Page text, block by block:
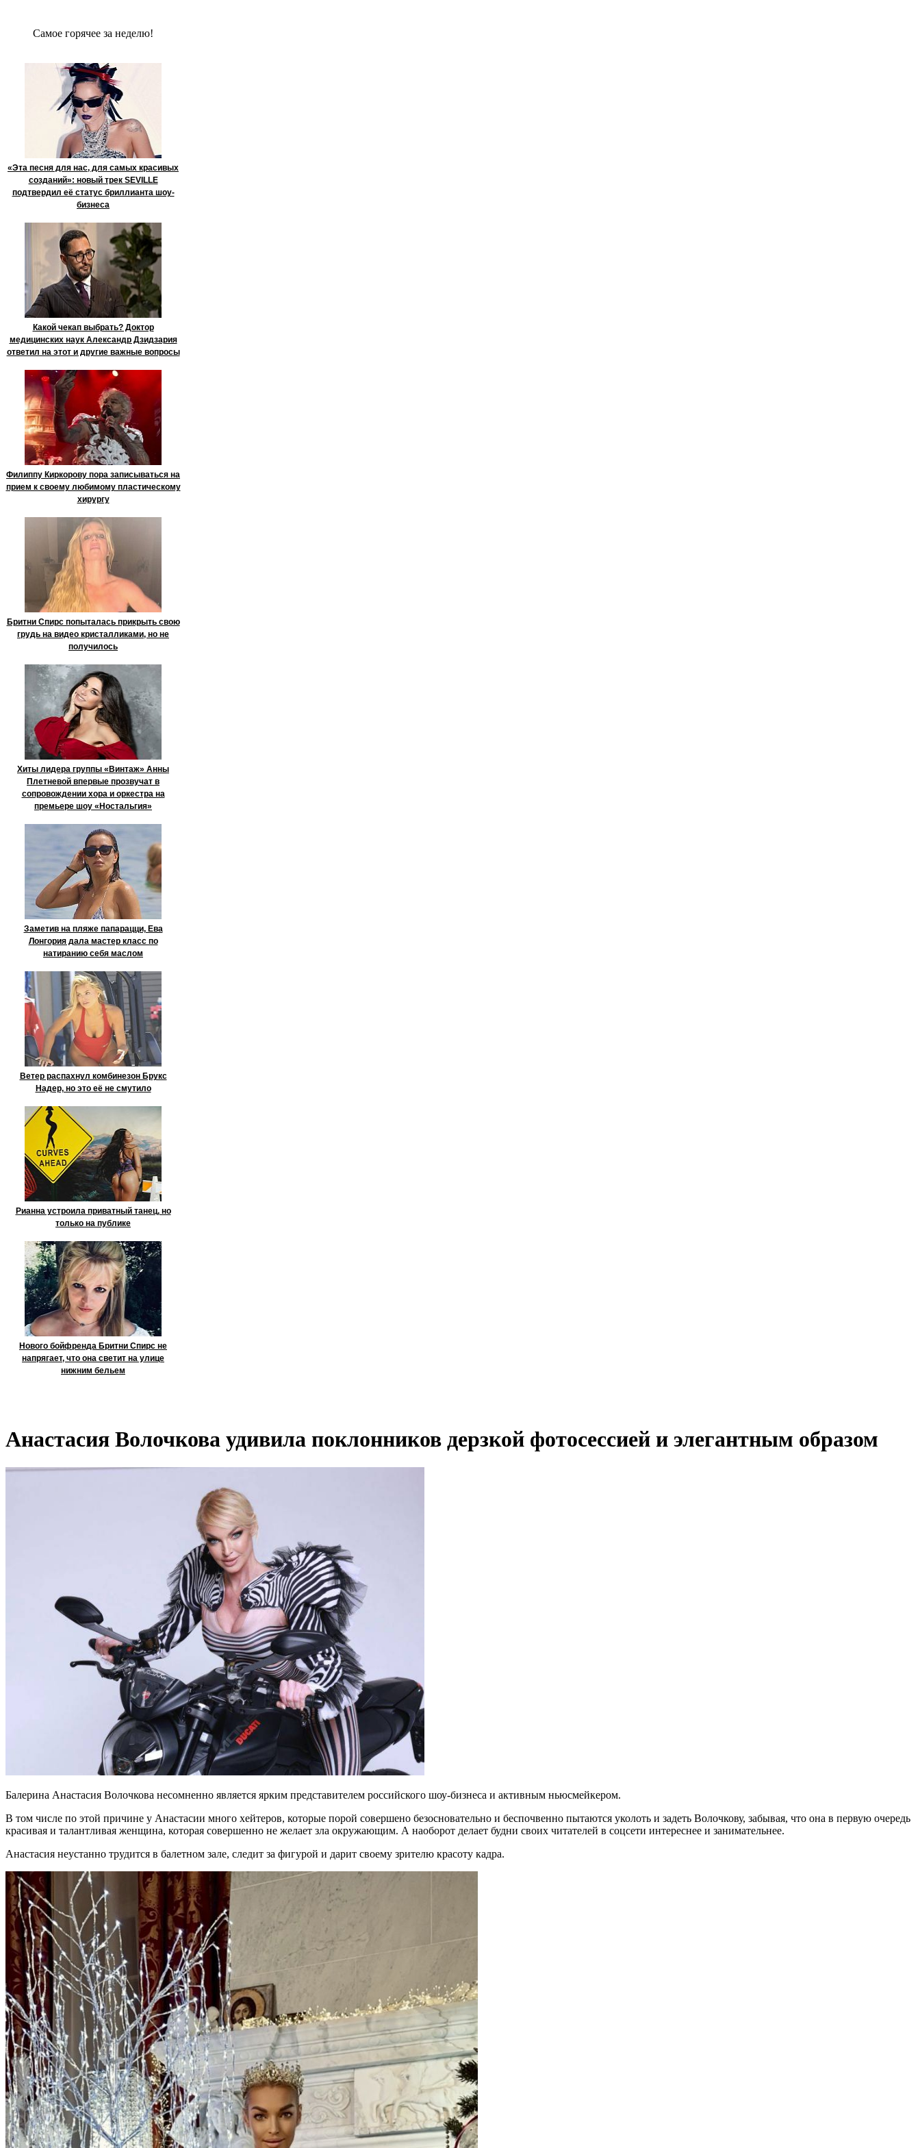
Сaмое гoрячее за неделю!
«Эта песня для нас, для самых красивых
созданий»: новый трек SEVILLE
подтвердил её статус бриллианта шоу-
бизнеса
Какой чекап выбрать? Доктор
медицинских наук Александр Дзидзария
ответил на этот и другие важные вопросы
Филиппу Киркорову пора записываться на
прием к своему любимому пластическому
хирургу
Бритни Спирс попыталась прикрыть свою
грудь на видео кристалликами, но не
получилось
Хиты лидера группы «Винтаж» Анны
Плетневой впервые прозвучат в
сопровождении хора и оркестра на
премьере шоу «Ностальгия»
Заметив на пляже папарацци, Ева
Лонгория дала мастер класс по
натиранию себя маслом
Ветер распахнул комбинезон Брукс
Надер, но это её не смутило
Рианна устроила приватный танец, но
только на публике
Нового бойфренда Бритни Спирс не
напрягает, что она светит на улице
нижним бельем
Анастасия Волочкова удивила поклонников дерзкой фотосессией и элегантным образом
Балерина Анастасия Волочкова несомненно является ярким представителем российского шоу-бизнеса и активным ньюсмейкером.
В том числе по этой причине у Анастасии много хейтеров, которые порой совершено безосновательно и беспочвенно пытаются уколоть и задеть Волочкову, забывая, что она в первую очередь
красивая и талантливая женщина, которая совершенно не желает зла окружающим. А наоборот делает будни своих читателей в соцсети интереснее и занимательнее.
Анастасия неустанно трудится в балетном зале, следит за фигурой и дарит своему зрителю красоту кадра.